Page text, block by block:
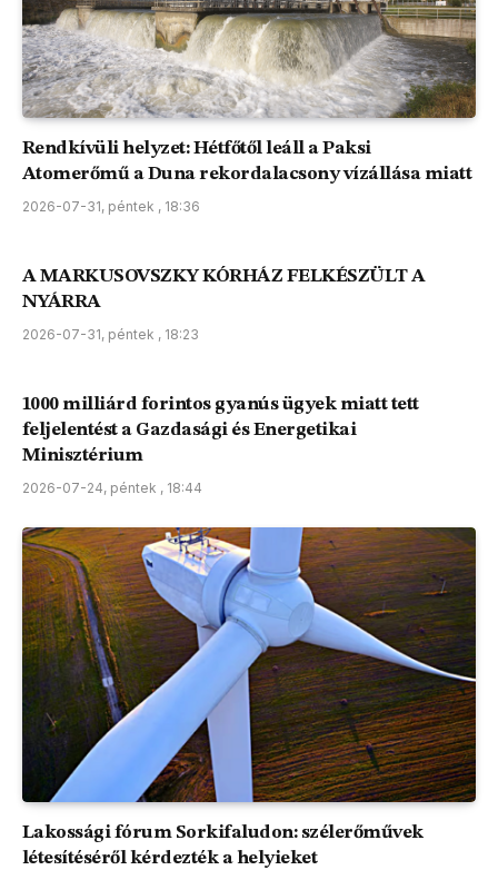
Rendkívüli helyzet: Hétfőtől leáll a Paksi
Atomerőmű a Duna rekordalacsony vízállása miatt
2026-07-31, péntek , 18:36
A MARKUSOVSZKY KÓRHÁZ FELKÉSZÜLT A
NYÁRRA
2026-07-31, péntek , 18:23
1000 milliárd forintos gyanús ügyek miatt tett
feljelentést a Gazdasági és Energetikai
Minisztérium
2026-07-24, péntek , 18:44
Lakossági fórum Sorkifaludon: szélerőművek
létesítéséről kérdezték a helyieket